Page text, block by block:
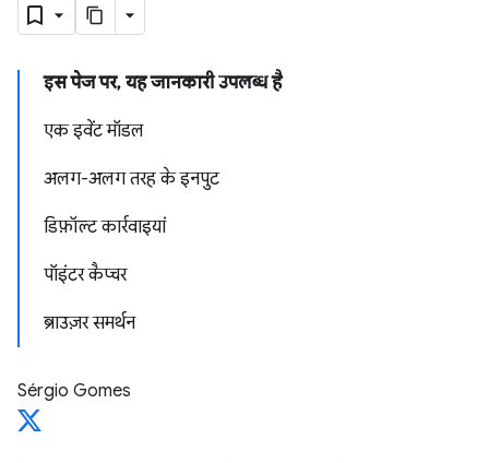
इस पेज पर, यह जानकारी उपलब्ध है
एक इवेंट मॉडल
अलग-अलग तरह के इनपुट
डिफ़ॉल्ट कार्रवाइयां
पॉइंटर कैप्‍चर
ब्राउज़र समर्थन
Sérgio Gomes